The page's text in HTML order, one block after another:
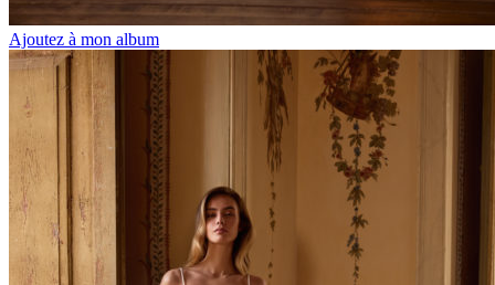
Ajoutez à mon album